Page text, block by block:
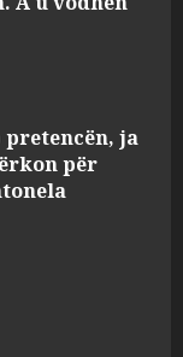
ja
për